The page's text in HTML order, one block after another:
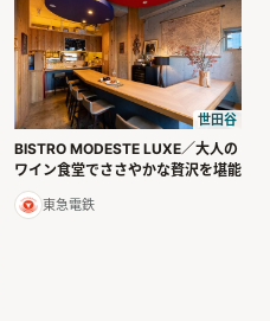
世田谷
BISTRO MODESTE LUXE／大人の
ワイン食堂でささやかな贅沢を堪能
東急電鉄